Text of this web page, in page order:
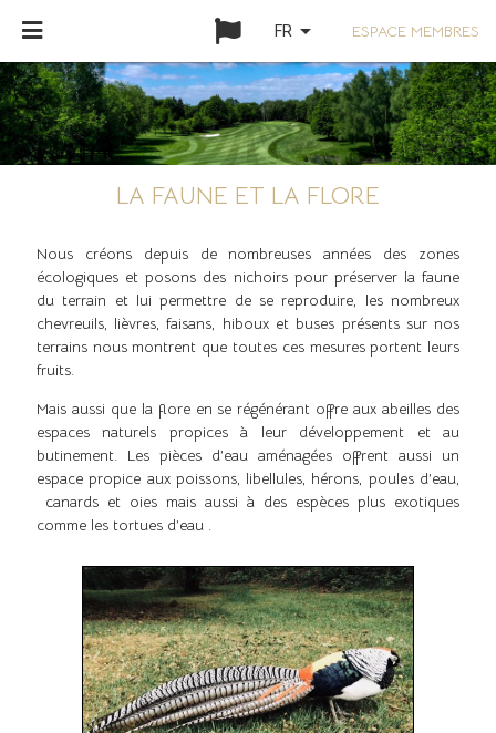
ESPACE MEMBRES
FR arrow_drop_down
LA FAUNE ET LA FLORE
Nous créons depuis de nombreuses années des zones
écologiques et posons des nichoirs pour préserver la faune
du terrain et lui permettre de se reproduire, les nombreux
chevreuils, lièvres, faisans, hiboux et buses présents sur nos
terrains nous montrent que toutes ces mesures portent leurs
fruits.
Mais aussi que la flore en se régénérant offre aux abeilles des
espaces naturels propices à leur développement et au
butinement. Les pièces d’eau aménagées offrent aussi un
espace propice aux poissons, libellules, hérons, poules d’eau,
canards et oies mais aussi à des espèces plus exotiques
comme les tortues d’eau .